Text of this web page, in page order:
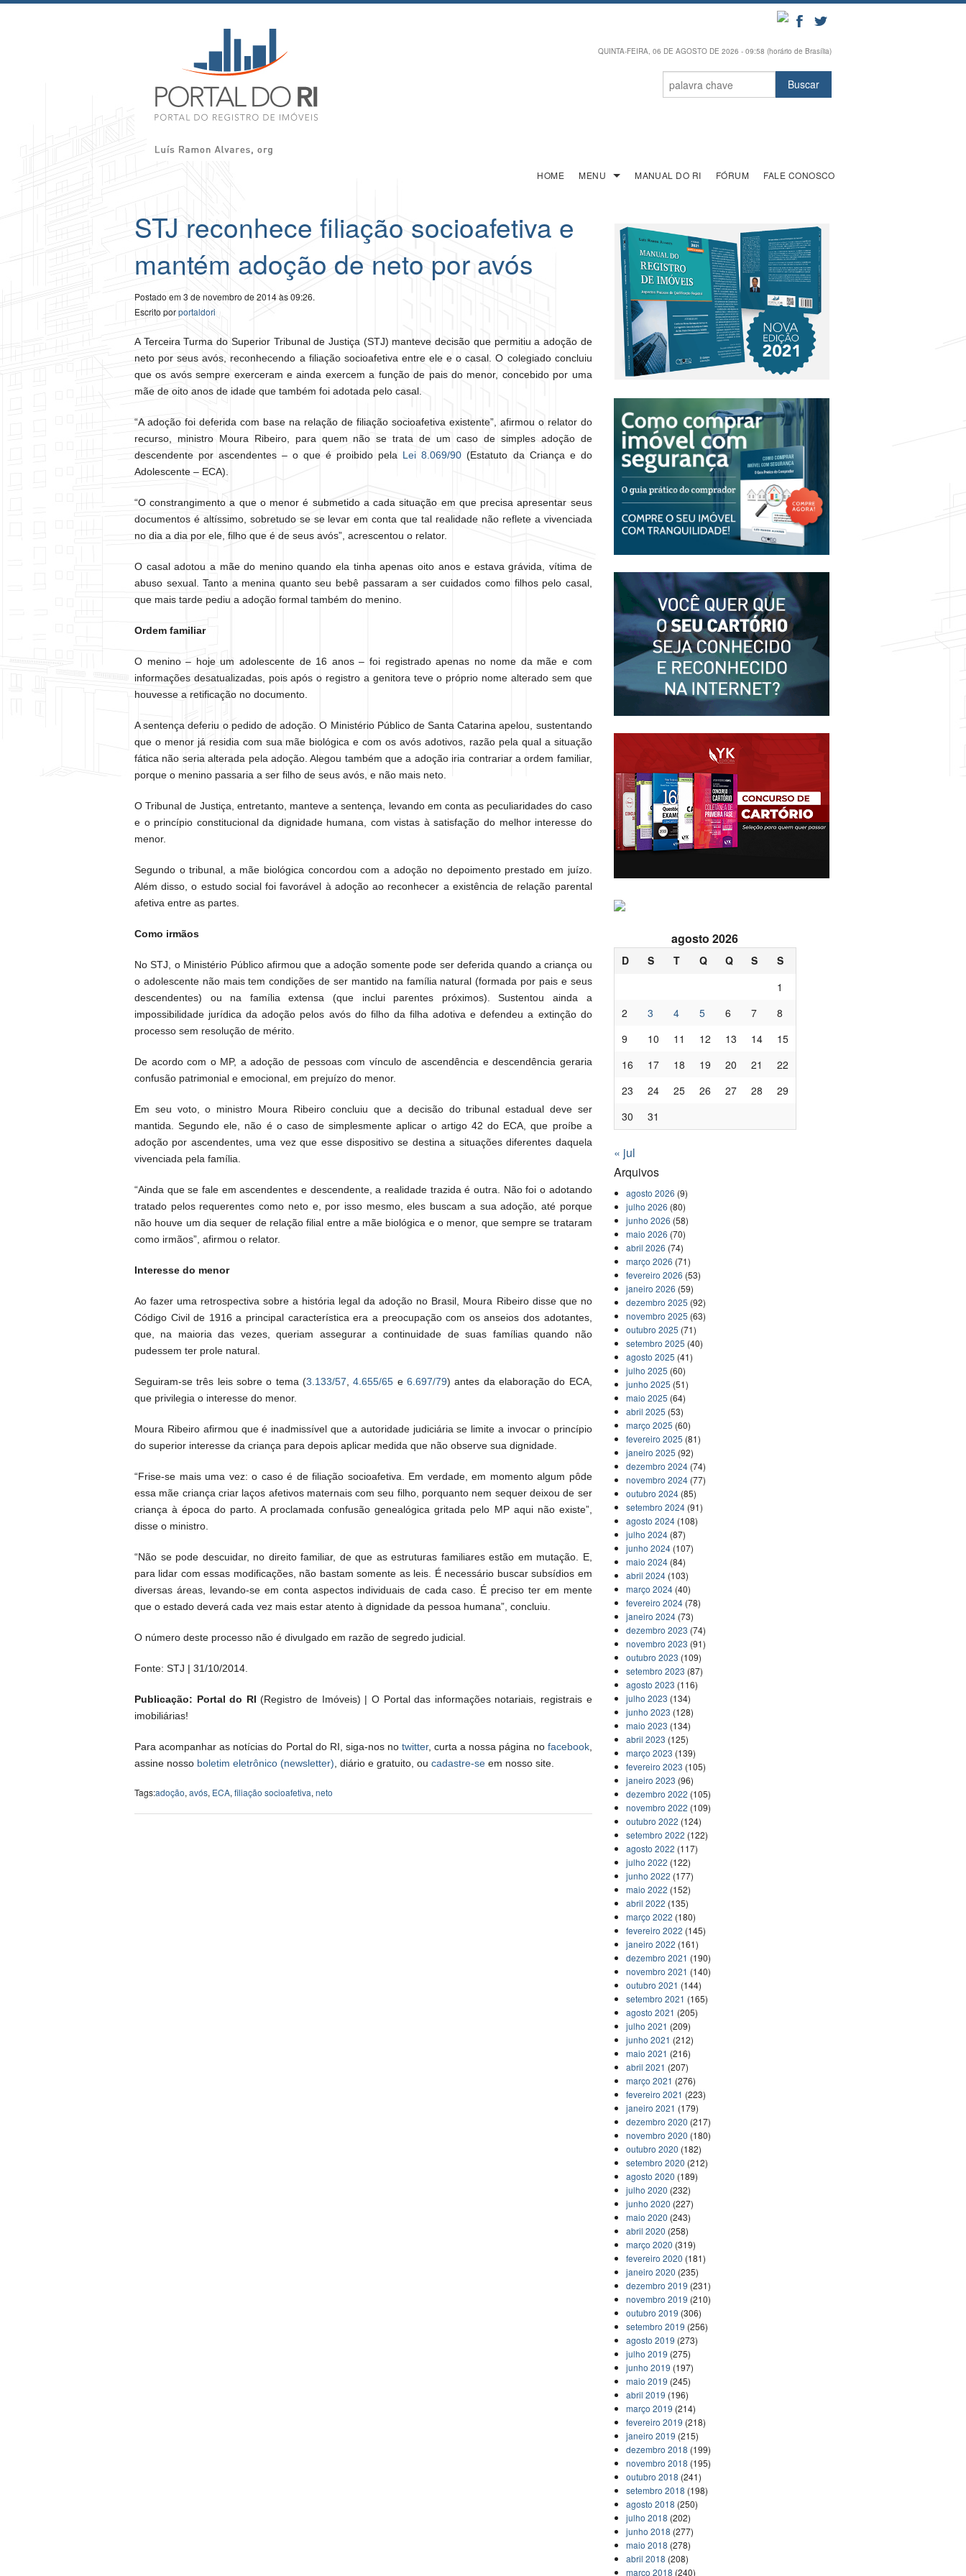
QUINTA-FEIRA, 06 DE AGOSTO DE 2026 - 09:58 (horário de Brasília)
HOME MENU MANUAL DO RI FÓRUM FALE CONOSCO
STJ reconhece filiação socioafetiva e
mantém adoção de neto por avós
Postado em 3 de novembro de 2014 às 09:26.
Escrito porportaldori
A Terceira Turma do Superior Tribunal de Justiça (STJ) manteve decisão que permitiu a adoção de
neto por seus avós, reconhecendo a filiação socioafetiva entre ele e o casal. O colegiado concluiu
que os avós sempre exerceram e ainda exercem a função de pais do menor, concebido por uma
mãe de oito anos de idade que também foi adotada pelo casal.
“A adoção foi deferida com base na relação de filiação socioafetiva existente”, afirmou o relator do
recurso, ministro Moura Ribeiro, para quem não se trata de um caso de simples adoção de
descendente por ascendentes – o que é proibido pela Lei 8.069/90 (Estatuto da Criança e do
Adolescente – ECA).
“O constrangimento a que o menor é submetido a cada situação em que precisa apresentar seus
documentos é altíssimo, sobretudo se se levar em conta que tal realidade não reflete a vivenciada
no dia a dia por ele, filho que é de seus avós”, acrescentou o relator.
O casal adotou a mãe do menino quando ela tinha apenas oito anos e estava grávida, vítima de
abuso sexual. Tanto a menina quanto seu bebê passaram a ser cuidados como filhos pelo casal,
que mais tarde pediu a adoção formal também do menino.
Ordem familiar
O menino – hoje um adolescente de 16 anos – foi registrado apenas no nome da mãe e com
informações desatualizadas, pois após o registro a genitora teve o próprio nome alterado sem que
houvesse a retificação no documento.
A sentença deferiu o pedido de adoção. O Ministério Público de Santa Catarina apelou, sustentando
que o menor já residia com sua mãe biológica e com os avós adotivos, razão pela qual a situação
fática não seria alterada pela adoção. Alegou também que a adoção iria contrariar a ordem familiar,
porque o menino passaria a ser filho de seus avós, e não mais neto.
O Tribunal de Justiça, entretanto, manteve a sentença, levando em conta as peculiaridades do caso
e o princípio constitucional da dignidade humana, com vistas à satisfação do melhor interesse do
menor.
Segundo o tribunal, a mãe biológica concordou com a adoção no depoimento prestado em juízo.
Além disso, o estudo social foi favorável à adoção ao reconhecer a existência de relação parental
afetiva entre as partes.
Como irmãos
No STJ, o Ministério Público afirmou que a adoção somente pode ser deferida quando a criança ou
o adolescente não mais tem condições de ser mantido na família natural (formada por pais e seus
descendentes) ou na família extensa (que inclui parentes próximos). Sustentou ainda a
impossibilidade jurídica da adoção pelos avós do filho da filha adotiva e defendeu a extinção do
processo sem resolução de mérito.
De acordo com o MP, a adoção de pessoas com vínculo de ascendência e descendência geraria
confusão patrimonial e emocional, em prejuízo do menor.
Em seu voto, o ministro Moura Ribeiro concluiu que a decisão do tribunal estadual deve ser
mantida. Segundo ele, não é o caso de simplesmente aplicar o artigo 42 do ECA, que proíbe a
adoção por ascendentes, uma vez que esse dispositivo se destina a situações diferentes daquela
vivenciada pela família.
“Ainda que se fale em ascendentes e descendente, a realidade trazida é outra. Não foi o adotando
tratado pelos requerentes como neto e, por isso mesmo, eles buscam a sua adoção, até porque
não houve um dia sequer de relação filial entre a mãe biológica e o menor, que sempre se trataram
como irmãos”, afirmou o relator.
Interesse do menor
Ao fazer uma retrospectiva sobre a história legal da adoção no Brasil, Moura Ribeiro disse que no
Código Civil de 1916 a principal característica era a preocupação com os anseios dos adotantes,
que, na maioria das vezes, queriam assegurar a continuidade de suas famílias quando não
pudessem ter prole natural.
Seguiram-se três leis sobre o tema (3.133/57 ,4.655/65 e6.697/79) antes da elaboração do ECA,
que privilegia o interesse do menor.
Moura Ribeiro afirmou que é inadmissível que a autoridade judiciária se limite a invocar o princípio
do superior interesse da criança para depois aplicar medida que não observe sua dignidade.
“Frise-se mais uma vez: o caso é de filiação socioafetiva. Em verdade, em momento algum pôde
essa mãe criança criar laços afetivos maternais com seu filho, porquanto nem sequer deixou de ser
criança à época do parto. A proclamada confusão genealógica gritada pelo MP aqui não existe”,
disse o ministro.
“Não se pode descuidar, no direito familiar, de que as estruturas familiares estão em mutação. E,
para lidar com essas modificações, não bastam somente as leis. É necessário buscar subsídios em
diversas áreas, levando-se em conta aspectos individuais de cada caso. É preciso ter em mente
que o estado deverá cada vez mais estar atento à dignidade da pessoa humana”, concluiu.
O número deste processo não é divulgado em razão de segredo judicial.
Fonte: STJ | 31/10/2014.
Publicação: Portal do RI (Registro de Imóveis) | O Portal das informações notariais, registrais e
imobiliárias!
Para acompanhar as notícias do Portal do RI, siga-nos notwitter, curta a nossa página no facebook,
assine nosso boletim eletrônico (newsletter) , diário e gratuito, ou cadastre-se em nosso site.
Tags:adoção, avós, ECA, filiação socioafetiva, neto
agosto 2026
D S T Q Q S
S
1
2
3 4 5 6 7
8
9
10 11 12 13 14
15
16
17 18 19 20 21
22
23
24 25 26 27 28
29
30
31
« jul
Arquivos
agosto 2026 (9)
julho 2026 (80)
junho 2026 (58)
maio 2026 (70)
abril 2026 (74)
março 2026 (71)
fevereiro 2026 (53)
janeiro 2026 (59)
dezembro 2025 (92)
novembro 2025 (63)
outubro 2025 (71)
setembro 2025 (40)
agosto 2025 (41)
julho 2025 (60)
junho 2025 (51)
maio 2025 (64)
abril 2025 (53)
março 2025 (60)
fevereiro 2025 (81)
janeiro 2025 (92)
dezembro 2024 (74)
novembro 2024 (77)
outubro 2024 (85)
setembro 2024 (91)
agosto 2024 (108)
julho 2024 (87)
junho 2024 (107)
maio 2024 (84)
abril 2024 (103)
março 2024 (40)
fevereiro 2024 (78)
janeiro 2024 (73)
dezembro 2023 (74)
novembro 2023 (91)
outubro 2023 (109)
setembro 2023 (87)
agosto 2023 (116)
julho 2023 (134)
junho 2023 (128)
maio 2023 (134)
abril 2023 (125)
março 2023 (139)
fevereiro 2023 (105)
janeiro 2023 (96)
dezembro 2022 (105)
novembro 2022 (109)
outubro 2022 (124)
setembro 2022 (122)
agosto 2022 (117)
julho 2022 (122)
junho 2022 (177)
maio 2022 (152)
abril 2022 (135)
março 2022 (180)
fevereiro 2022 (145)
janeiro 2022 (161)
dezembro 2021 (190)
novembro 2021 (140)
outubro 2021 (144)
setembro 2021 (165)
agosto 2021 (205)
julho 2021 (209)
junho 2021 (212)
maio 2021 (216)
abril 2021 (207)
março 2021 (276)
fevereiro 2021 (223)
janeiro 2021 (179)
dezembro 2020 (217)
novembro 2020 (180)
outubro 2020 (182)
setembro 2020 (212)
agosto 2020 (189)
julho 2020 (232)
junho 2020 (227)
maio 2020 (243)
abril 2020 (258)
março 2020 (319)
fevereiro 2020 (181)
janeiro 2020 (235)
dezembro 2019 (231)
novembro 2019 (210)
outubro 2019 (306)
setembro 2019 (256)
agosto 2019 (273)
julho 2019 (275)
junho 2019 (197)
maio 2019 (245)
abril 2019 (196)
março 2019 (214)
fevereiro 2019 (218)
janeiro 2019 (215)
dezembro 2018 (199)
novembro 2018 (195)
outubro 2018 (241)
setembro 2018 (198)
agosto 2018 (250)
julho 2018 (202)
junho 2018 (277)
maio 2018 (278)
abril 2018 (208)
março 2018 (240)